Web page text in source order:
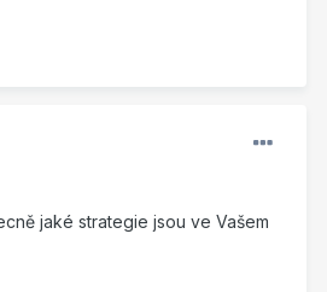
jaké strategie jsou ve Vašem